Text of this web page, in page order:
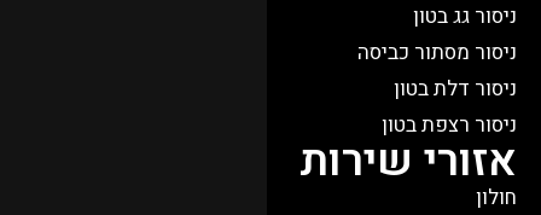
ניסור גג בטון
ניסור מסתור כביסה
ניסור דלת בטון
ניסור רצפת בטון
אזורי שירות
חולון